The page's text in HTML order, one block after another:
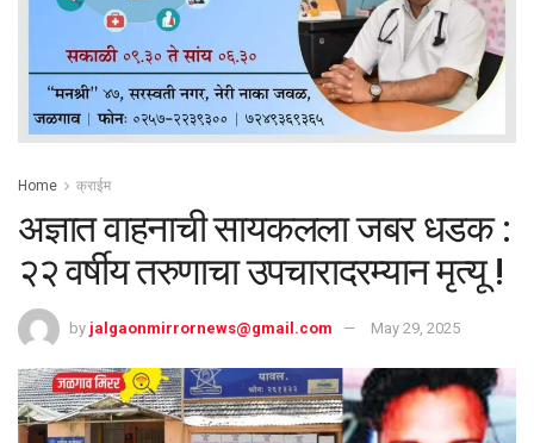
Home क्राईम
अज्ञात वाहनाची सायकलला जबर धडक :
२२ वर्षीय तरुणाचा उपचारादरम्यान मृत्यू !
by jalgaonmirrornews@gmail.com May 29, 2025